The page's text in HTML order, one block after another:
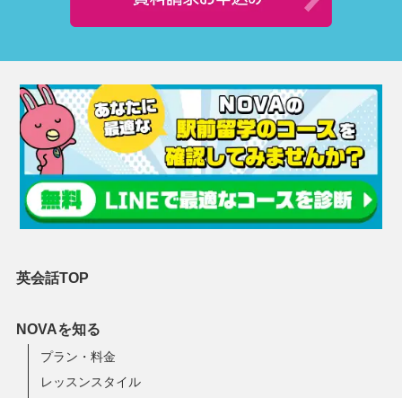
英会話TOP
NOVAを知る
プラン・料金
レッスンスタイル